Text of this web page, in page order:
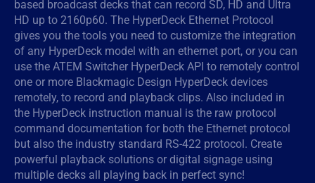
Denmark
Finland
France
Germany
Hong Kong SAR, China
India
based broadcast decks that can record SD, HD and Ultra
HD up to 2160p60. The HyperDeck Ethernet Protocol
gives you the tools you need to customize the integration
of any HyperDeck model with an ethernet port, or you can
use the ATEM Switcher HyperDeck API to remotely control
one or more Blackmagic Design HyperDeck devices
remotely, to record and playback clips. Also included in
the HyperDeck instruction manual is the raw protocol
command documentation for both the Ethernet protocol
but also the industry standard RS-422 protocol. Create
powerful playback solutions or digital signage using
multiple decks all playing back in perfect sync!